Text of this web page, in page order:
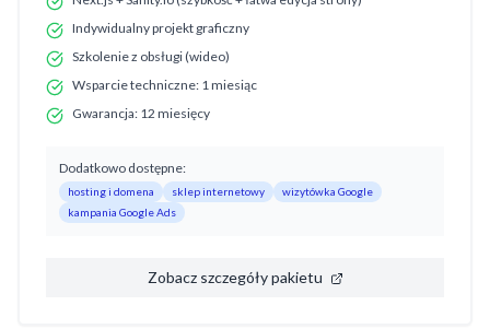
Indywidualny projekt graficzny
Szkolenie z obsługi (wideo)
Wsparcie techniczne: 1 miesiąc
Gwarancja: 12 miesięcy
Dodatkowo dostępne:
hosting i domena sklep internetowy
wizytówka Google
kampania Google Ads
Zobacz szczegóły pakietu